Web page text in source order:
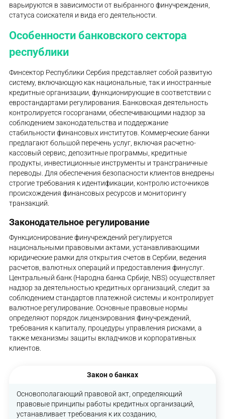
варьируются в зависимости от выбранного финучреждения,
статуса соискателя и вида его деятельности.
Особенности банковского сектора
республики
Финсектор Республики Сербия представляет собой развитую
систему, включающую как национальные, так и иностранные
кредитные организации, функционирующие в соответствии с
евростандартами регулирования. Банковская деятельность
контролируется госорганами, обеспечивающими надзор за
соблюдением законодательства и поддержание
стабильности финансовых институтов. Коммерческие банки
предлагают большой перечень услуг, включая расчетно-
кассовый сервис, депозитные программы, кредитные
продукты, инвестиционные инструменты и трансграничные
переводы. Для обеспечения безопасности клиентов внедрены
строгие требования к идентификации, контролю источников
происхождения финансовых ресурсов и мониторингу
транзакций.
Законодательное регулирование
Функционирование финучреждений регулируется
национальными правовыми актами, устанавливающими
юридические рамки для открытия счетов в Сербии, ведения
расчетов, валютных операций и предоставления финуслуг.
Центральный банк (Народна банка Србије, NBS) осуществляет
надзор за деятельностью кредитных организаций, следит за
соблюдением стандартов платежной системы и контролирует
валютное регулирование. Основные правовые нормы
определяют порядок лицензирования финучреждений,
требования к капиталу, процедуры управления рисками, а
также механизмы защиты вкладчиков и корпоративных
клиентов.
Закон о банках
Основополагающий правовой акт, определяющий
правовые принципы работы кредитных организаций,
устанавливает требования к их созданию,